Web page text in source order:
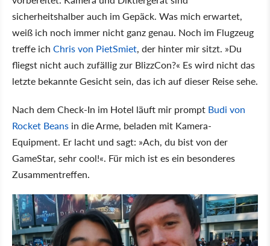
sicherheitshalber auch im Gepäck. Was mich erwartet,
weiß ich noch immer nicht ganz genau. Noch im Flugzeug
treffe ich Chris von PietSmiet, der hinter mir sitzt. »Du
fliegst nicht auch zufällig zur BlizzCon?« Es wird nicht das
letzte bekannte Gesicht sein, das ich auf dieser Reise sehe.
Nach dem Check-In im Hotel läuft mir prompt Budi von
Rocket Beans in die Arme, beladen mit Kamera-
Equipment. Er lacht und sagt: »Ach, du bist von der
GameStar, sehr cool!«. Für mich ist es ein besonderes
Zusammentreffen.